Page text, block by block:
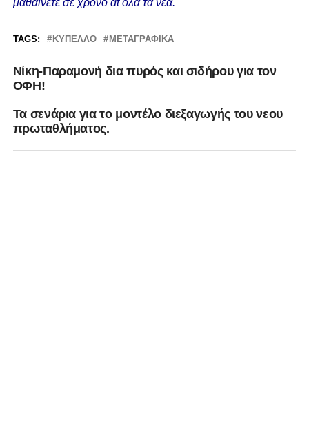
μαθαίνετε σε χρόνο dt όλα τα νέα.
TAGS: ΚΎΠΕΛΛΟ ΜΕΤΑΓΡΑΦΙΚΆ
Νίκη-Παραμονή δια πυρός και σιδήρου για τον
ΟΦΗ!
Τα σενάρια για το μοντέλο διεξαγωγής του νεου
πρωταθλήματος.